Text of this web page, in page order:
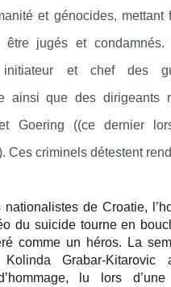
et génocides,
jugés et
initiateur et chef des
ainsi que des dirigeants
Goering ((ce dernier
Ces criminels détestent
nationalistes de Croatie,
du suicide tourne en
comme un héros. La
Kolinda Grabar-
lu lors d’une